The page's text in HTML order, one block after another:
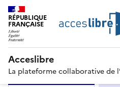
RÉPUBLIQUE
FRANÇAISE
Acceslibre
La plateforme collaborative de